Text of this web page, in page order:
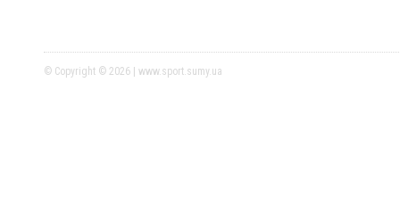
© Copyright © 2026 | www.sport.sumy.ua